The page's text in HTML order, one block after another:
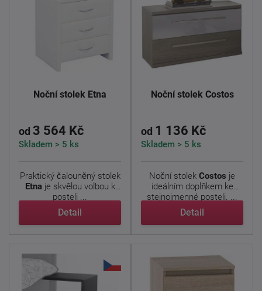
Noční stolek Etna
od 3 564 Kč
Skladem > 5 ks
Praktický čalouněný stolek
Etnaje skvělou volbou k
posteli ...
Detail
Noční stolek Costos
od 1 136 Kč
Skladem > 5 ks
Noční stolek Costos je
ideálním doplňkem ke
stejnojmenné posteli. ...
Detail